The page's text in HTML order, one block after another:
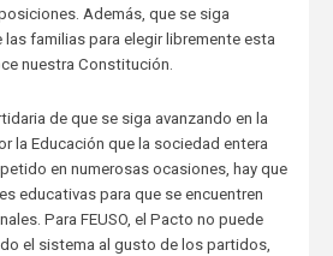
Además, que se siga
familias para elegir libremente esta
nuestra Constitución.
de que se siga avanzando en la
la Educación que la sociedad entera
en numerosas ocasiones, hay que
educativas para que se encuentren
Para FEUSO, el Pacto no puede
el sistema al gusto de los partidos,